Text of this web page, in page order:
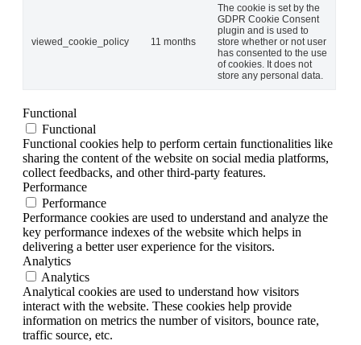
viewed_cookie_policy 11 months
The cookie is set by the
GDPR Cookie Consent
plugin and is used to
store whether or not user
has consented to the use
of cookies. It does not
store any personal data.
Functional
Functional
Functional cookies help to perform certain functionalities like
sharing the content of the website on social media platforms,
collect feedbacks, and other third-party features.
Performance
Performance
Performance cookies are used to understand and analyze the
key performance indexes of the website which helps in
delivering a better user experience for the visitors.
Analytics
Analytics
Analytical cookies are used to understand how visitors
interact with the website. These cookies help provide
information on metrics the number of visitors, bounce rate,
traffic source, etc.